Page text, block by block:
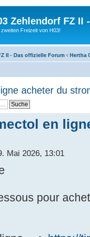
Zehlendorf FZ II
Freizeit von H03!
II - Das offizielle Forum ‹ Hertha
acheter du
en
Mai 2026, 13:01
pour